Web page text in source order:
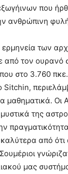
που
ανθρώπινη
των
από τον ουρανό
στο 3.760
Sitchin,
μαθηματικά. Οι
της
από ότι
μας